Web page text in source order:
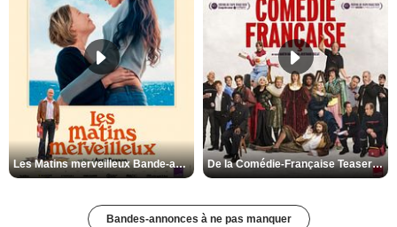
Les Matins merveilleux Bande-annonce VF De la Comédie-Française Teaser VF
Bandes-annonces à ne pas manquer